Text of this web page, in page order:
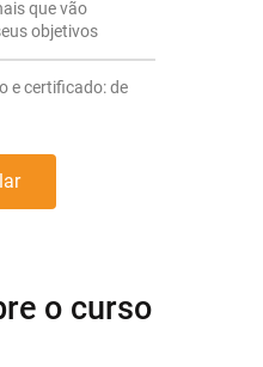
que vão
objetivos
e certificado: de
o curso